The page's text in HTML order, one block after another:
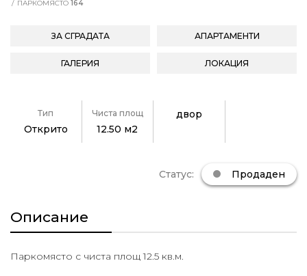
ПАРКОМЯСТО 164
ЗА СГРАДАТА АПАРТАМЕНТИ
ГАЛЕРИЯ ЛОКАЦИЯ
Тип
Открито
Чиста площ
12.50 м2
двор
Статус: Продаден
Описание
Паркомясто с чиста площ 12.5 кв.м.